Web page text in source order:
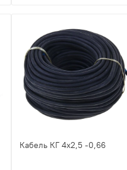
Кабель КГ 4х2,5 -0,66